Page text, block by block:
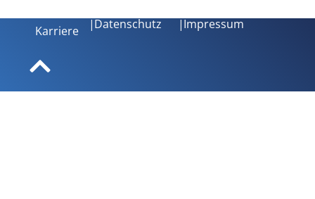
Karriere |Datenschutz |Impressum